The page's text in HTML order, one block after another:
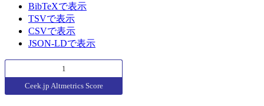
BibTeXで表示
TSVで表示
CSVで表示
JSON-LDで表示
1
Ceek.jp Altmetrics Score